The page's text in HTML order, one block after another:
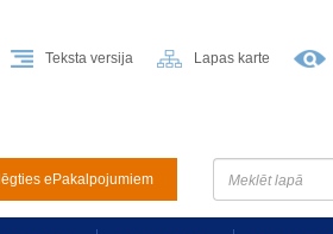
Teksta versija Lapas karte
ePakalpojumiem